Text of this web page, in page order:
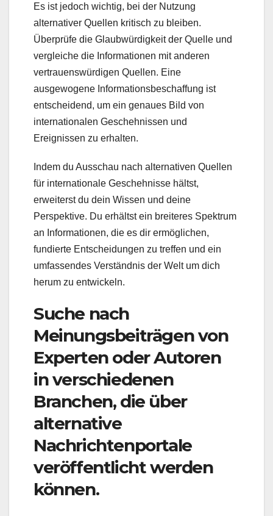
Es ist jedoch wichtig, bei der Nutzung
alternativer Quellen kritisch zu bleiben.
Überprüfe die Glaubwürdigkeit der Quelle und
vergleiche die Informationen mit anderen
vertrauenswürdigen Quellen. Eine
ausgewogene Informationsbeschaffung ist
entscheidend, um ein genaues Bild von
internationalen Geschehnissen und
Ereignissen zu erhalten.
Indem du Ausschau nach alternativen Quellen
für internationale Geschehnisse hältst,
erweiterst du dein Wissen und deine
Perspektive. Du erhältst ein breiteres Spektrum
an Informationen, die es dir ermöglichen,
fundierte Entscheidungen zu treffen und ein
umfassendes Verständnis der Welt um dich
herum zu entwickeln.
Suche nach
Meinungsbeiträgen von
Experten oder Autoren
in verschiedenen
Branchen, die über
alternative
Nachrichtenportale
veröffentlicht werden
können.